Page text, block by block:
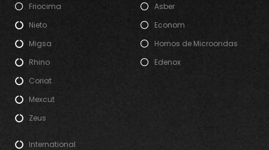
Friocima
Nieto
Migsa
Rhino
Coriat
Mexcut
Zeus
Asber
Econom
Hornos de Microondas
Edenox
International